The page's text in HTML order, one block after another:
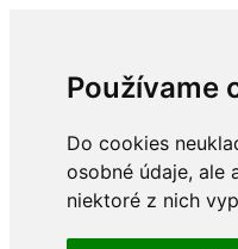
Používame
Do cookies
osobné údaje, ale
niektoré z nich